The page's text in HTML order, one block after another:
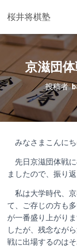
桜井将棋塾
京滋団
投稿者:
みなさまこんにち
先日京滋団体戦に
ましたので、振り
私は大学時代、
て、ご存じの方も
が一番盛り上がり
したが、残念なが
戦に出場するのは